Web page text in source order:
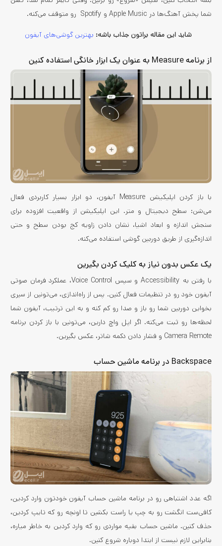
شما پخش آهنگ‌ها در Apple Music و Spotify رو متوقف می‌کنه.
شاید این مقاله براتون جذاب باشه: بهترین گوشی‌های آیفون
از برنامه Measure به عنوان یک ابزار خانگی استفاده کنین
با باز کردن اپلیکیشن Measure آیفون، دو ابزار بسیار کاربردی فعال
می‌شن: سطح دیجیتال و متر. این اپلیکیشن از واقعیت افزوده برای
سنجش اندازه و ابعاد اشیا، نشان دادن زاویه کج بودن سطح و حتی
اندازه‌گیری از طریق دوربین گوشی استفاده می‌کنه.
یک عکس بدون نیاز به کلیک کردن بگیرین
با رفتن به Accessibility و سپس Voice Control، عملکرد فرمان صوتی
آیفون خود رو در تنظیمات فعال کنین. پس از راه‌اندازی، می‌تونین از سیری
بخواین دوربین شما رو باز و صدا رو کم کنه و به این ترتیب، آیفون شما
لحظه‌ها رو ثبت می‌کنه. اگر اپل واچ دارین، می‌تونین با باز کردن برنامه
Camera Remote و فشار دادن دکمه شاتر، عکس بگیرین.
Backspace در برنامه ماشین حساب
اگه عدد اشتباهی رو در برنامه ماشین حساب آیفون خودتون وارد کردین،
کافی‌ست انگشت رو به چپ یا راست بکشین تا اونچه رو که تایپ کردین،
حذف کنین. ماشین حساب بقیه مواردی رو که وارد کردین به خاطر میاره،
بنابراین لازم نیست از ابتدا دوباره شروع کنین.